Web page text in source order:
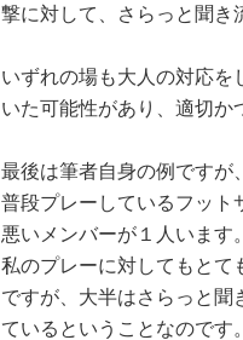
撃に対して、さらっと聞き
いずれの場も大人の対応を
いた可能性があり、適切か
最後は筆者自身の例ですが、
普段プレーしているフット
悪いメンバーが１人います。
私のプレーに対してもとて
ですが、大半はさらっと聞
ているということなのです。